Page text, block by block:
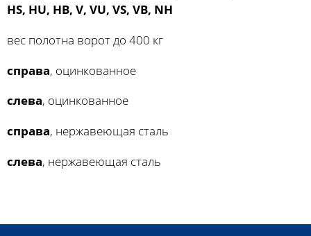
HS, HU, HB, V, VU, VS, VB, NH
вес полотна ворот до 400 кг
справа, оцинкованное
слева, оцинкованное
справа, нержавеющая сталь
слева, нержавеющая сталь